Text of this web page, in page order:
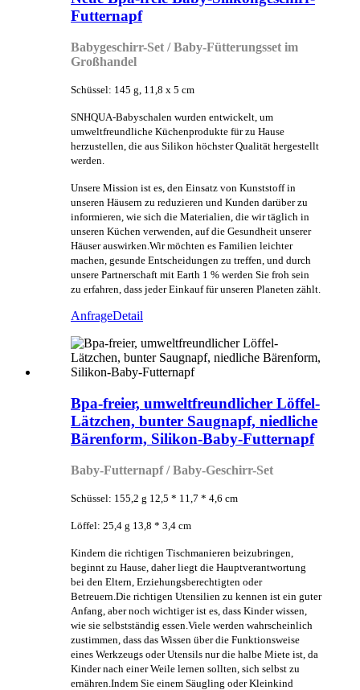
Futternapf
Babygeschirr-Set / Baby-Fütterungsset im
Großhandel
Schüssel: 145 g, 11,8 x 5 cm
SNHQUA-Babyschalen wurden entwickelt, um
umweltfreundliche Küchenprodukte für zu Hause
herzustellen, die aus Silikon höchster Qualität hergestellt
werden.
Unsere Mission ist es, den Einsatz von Kunststoff in
unseren Häusern zu reduzieren und Kunden darüber zu
informieren, wie sich die Materialien, die wir täglich in
unseren Küchen verwenden, auf die Gesundheit unserer
Häuser auswirken.Wir möchten es Familien leichter
machen, gesunde Entscheidungen zu treffen, und durch
unsere Partnerschaft mit Earth 1 % werden Sie froh sein
zu erfahren, dass jeder Einkauf für unseren Planeten zählt.
AnfrageDetail
Bpa-freier, umweltfreundlicher Löffel-
Lätzchen, bunter Saugnapf, niedliche
Bärenform, Silikon-Baby-Futternapf
Baby-Futternapf / Baby-Geschirr-Set
Schüssel: 155,2 g 12,5 * 11,7 * 4,6 cm
Löffel: 25,4 g 13,8 * 3,4 cm
Kindern die richtigen Tischmanieren beizubringen,
beginnt zu Hause, daher liegt die Hauptverantwortung
bei den Eltern, Erziehungsberechtigten oder
Betreuern.Die richtigen Utensilien zu kennen ist ein guter
Anfang, aber noch wichtiger ist es, dass Kinder wissen,
wie sie selbstständig essen.Viele werden wahrscheinlich
zustimmen, dass das Wissen über die Funktionsweise
eines Werkzeugs oder Utensils nur die halbe Miete ist, da
Kinder nach einer Weile lernen sollten, sich selbst zu
ernähren.Indem Sie einem Säugling oder Kleinkind